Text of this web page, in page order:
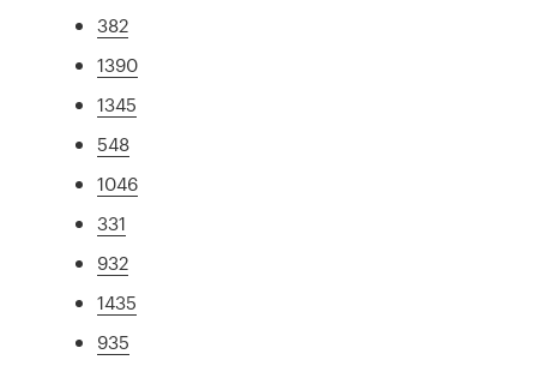
382
1390
1345
548
1046
331
932
1435
935